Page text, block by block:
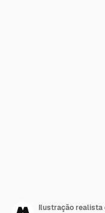
Ilustração realista